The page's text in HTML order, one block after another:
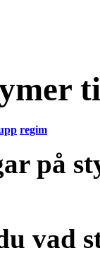
regim
på
vad